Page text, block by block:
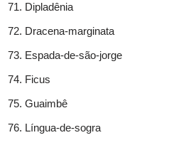
Dipladênia
Dracena-marginata
Espada-de-são-jorge
Ficus
Guaimbê
Língua-de-sogra